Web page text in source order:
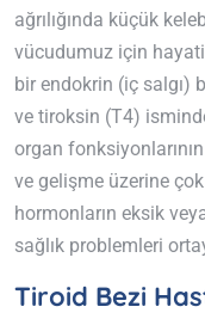
ağrılığında küçük
vücudumuz için
bir endokrin (iç salgı)
ve tiroksin (T4)
organ
ve gelişme üzerine
hormonların eksik
sağlık problemleri
Tiroid Bezi